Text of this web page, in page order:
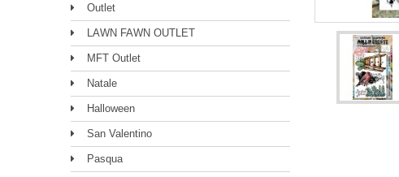
Outlet
LAWN FAWN OUTLET
MFT Outlet
Natale
Halloween
San Valentino
Pasqua